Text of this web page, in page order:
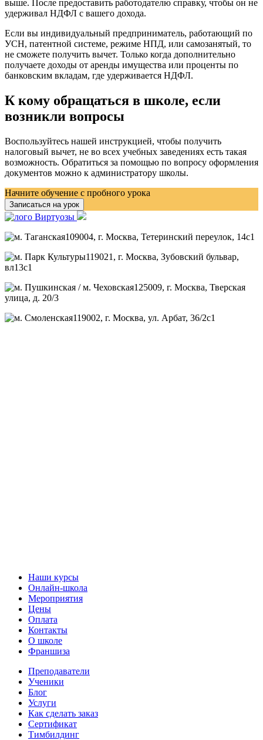
выше. После предоставить работодателю справку, чтобы он не
удерживал НДФЛ с вашего дохода.
Если вы индивидуальный предприниматель, работающий по
УСН, патентной системе, режиме НПД, или самозанятый, то
не сможете получить вычет. Только когда дополнительно
получаете доходы от аренды имущества или проценты по
банковским вкладам, где удерживается НДФЛ.
К кому обращаться в школе, если
возникли вопросы
Воспользуйтесь нашей инструкцией, чтобы получить
налоговый вычет, не во всех учебных заведениях есть такая
возможность. Обратиться за помощью по вопросу оформления
документов можно к администратору школы.
Начните обучение с пробного урока
Записаться на урок
109004, г. Москва, Тетеринский переулок, 14с1
119021 , г. Москва, Зубовский бульвар,
вл13с1
125009, г. Москва, Тверская
улица, д. 20/3
119002, г. Москва, ул. Арбат, 36/2с1
Наши курсы
Онлайн-школа
Мероприятия
Цены
Оплата
Контакты
О школе
Франшиза
Преподаватели
Ученики
Блог
Услуги
Как сделать заказ
Сертификат
Тимбилдинг